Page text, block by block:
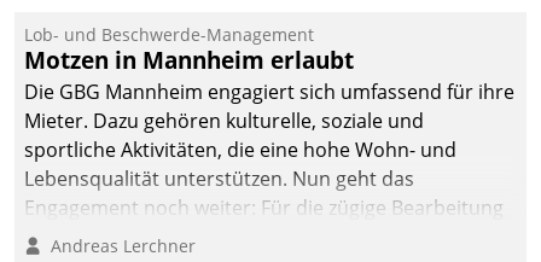
Lob- und Beschwerde-Management
Motzen in Mannheim erlaubt
Die GBG Mannheim engagiert sich umfassend für ihre
Mieter. Dazu gehören kulturelle, soziale und
sportliche Aktivitäten, die eine hohe Wohn- und
Lebensqualität unterstützen. Nun geht das
Engagement noch weiter: Für die zügige Bearbeitung
von Beschwerden – oder Lob – richtet das
Andreas Lerchner